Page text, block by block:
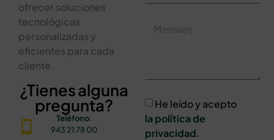
ofrecer soluciones
tecnológicas
personalizadas y
eficientes para cada
cliente.
¿Tienes alguna
pregunta?
Teléfono:
943 21 78 00
He leído y acepto
la política de
privacidad.